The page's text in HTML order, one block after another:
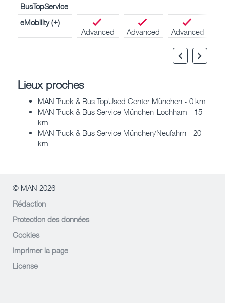
BusTopService
eMobility (+)
Advanced
Advanced Advanced
Lieux proches
MAN Truck & Bus TopUsed Center München - 0 km
MAN Truck & Bus Service München-Lochham - 15
km
MAN Truck & Bus Service München/Neufahrn - 20
km
© MAN 2026
Rédaction
Protection des données
Cookies
Imprimer la page
License